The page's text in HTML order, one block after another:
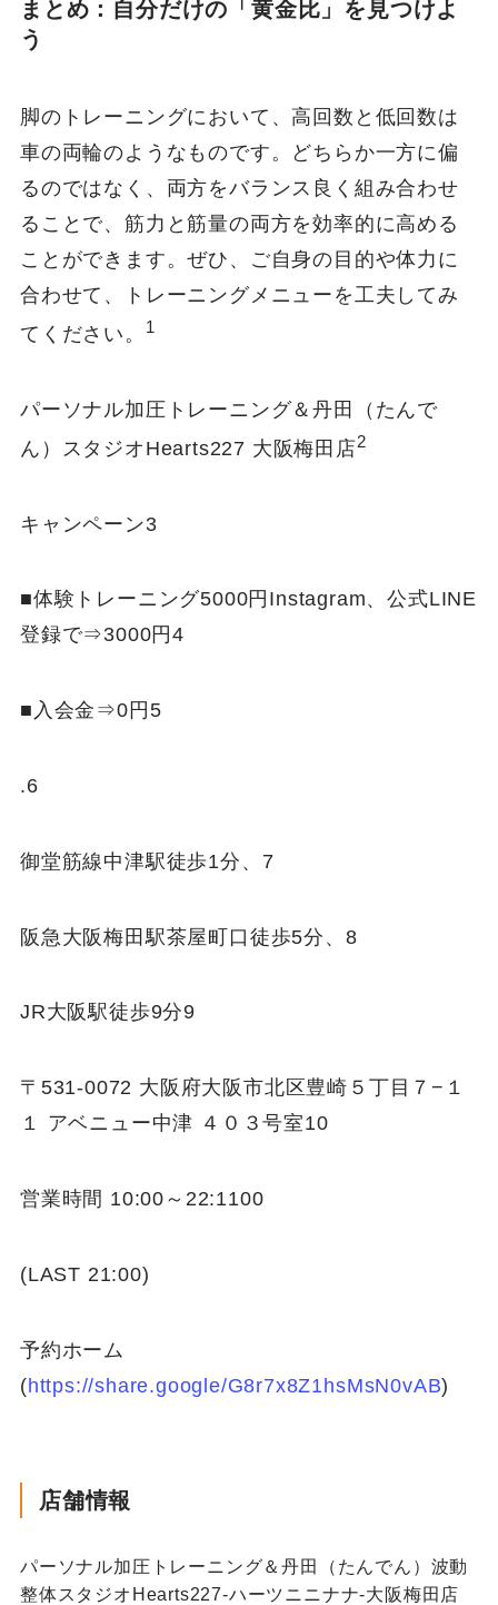
まとめ：自分だけの「黄金比」を見つけよ
う
脚のトレーニングにおいて、高回数と低回数は
車の両輪のようなものです。どちらか一方に偏
るのではなく、両方をバランス良く組み合わせ
ることで、筋力と筋量の両方を効率的に高める
ことができます。ぜひ、ご自身の目的や体力に
合わせて、トレーニングメニューを工夫してみ
てください。
1
パーソナル加圧トレーニング＆丹田（たんで
ん）スタジオHearts227 大阪梅田店2
キャンペーン3
■体験トレーニング5000円Instagram、公式LINE
登録で⇒3000円4
■入会金⇒0円5
.6
御堂筋線中津駅徒歩1分、7
阪急大阪梅田駅茶屋町口徒歩5分、8
JR大阪駅徒歩9分9
〒531-0072 大阪府大阪市北区豊崎５丁目７−１
１ アベニュー中津 ４０３号室10
営業時間 10:00～22:1100
(LAST 21:00)
予約ホーム
(https://share.google/G8r7x8Z1hsMsN0vAB)
店舗情報
パーソナル加圧トレーニング＆丹田（たんでん）波動
整体スタジオHearts227-ハーツニニナナ-大阪梅田店